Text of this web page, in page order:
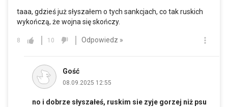
taaa, gdzieś już słyszałem o tych sankcjach, co tak ruskich
wykończą, że wojna się skończy.
8 10 Odpowiedz »
Gość
08.09.2025 12:55
no i dobrze słyszałeś, ruskim sie zyje gorzej niż psu